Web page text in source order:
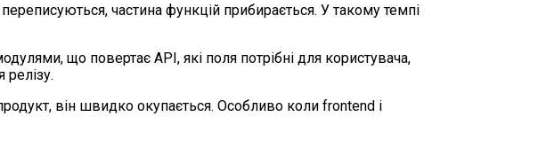
частина функцій прибирається. У такому темпі
що повертає API, які поля потрібні для користувача,
він швидко окупається. Особливо коли frontend і